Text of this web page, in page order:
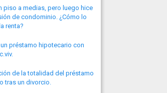
piso a medias, pero luego hice
de condominio. ¿Cómo lo
renta?
préstamo hipotecario con
de la totalidad del préstamo
tras un divorcio.